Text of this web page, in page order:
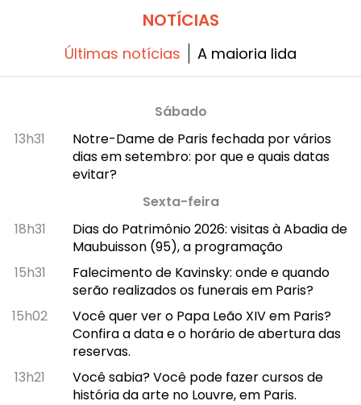
NOTÍCIAS
Últimas notícias A maioria lida
Sábado
13h31
Notre-Dame de Paris fechada por vários
dias em setembro: por que e quais datas
evitar?
Sexta-feira
18h31
Dias do Patrimônio 2026: visitas à Abadia de
Maubuisson (95), a programação
15h31
Falecimento de Kavinsky: onde e quando
serão realizados os funerais em Paris?
15h02
Você quer ver o Papa Leão XIV em Paris?
Confira a data e o horário de abertura das
reservas.
13h21
Você sabia? Você pode fazer cursos de
história da arte no Louvre, em Paris.